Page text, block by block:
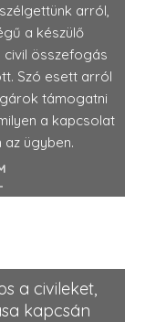
arról,
a készülő
civil összefogás
Szó esett arról
támogatni
a kapcsolat
az ügyben.
a civileket,
kapcsán